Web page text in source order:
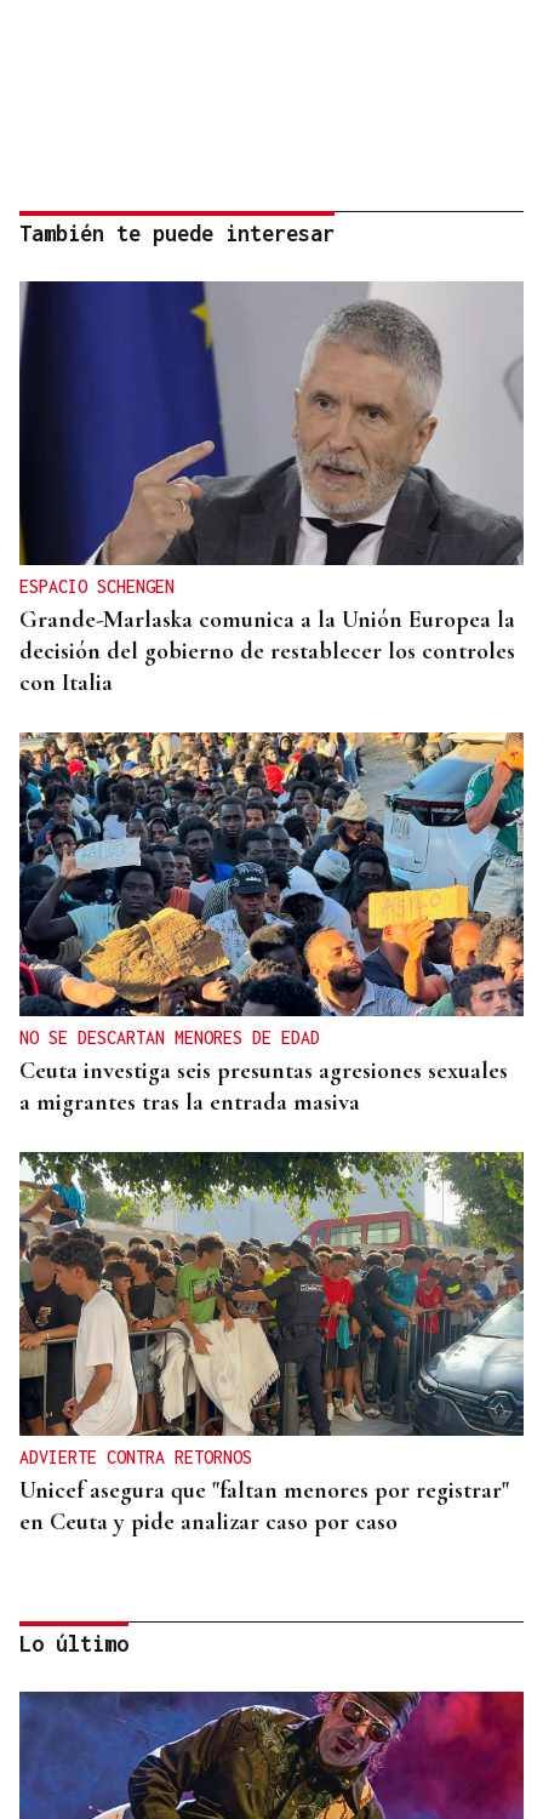
También te puede interesar
ESPACIO SCHENGEN
Grande-Marlaska comunica a la Unión Europea la
decisión del gobierno de restablecer los controles
con Italia
NO SE DESCARTAN MENORES DE EDAD
Ceuta investiga seis presuntas agresiones sexuales
a migrantes tras la entrada masiva
ADVIERTE CONTRA RETORNOS
Unicef asegura que "faltan menores por registrar"
en Ceuta y pide analizar caso por caso
Lo último